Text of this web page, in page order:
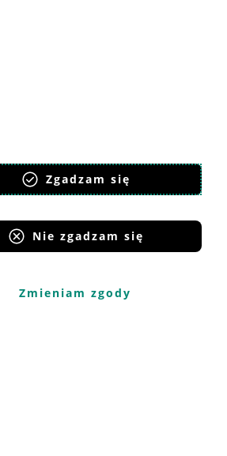
Zgadzam się
Nie zgadzam się
Zmieniam zgody